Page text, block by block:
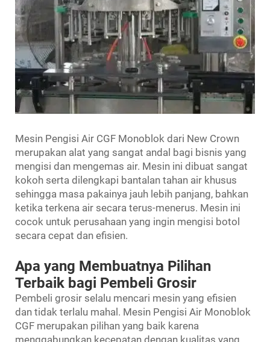
Mesin Pengisi Air CGF Monoblok dari New Crown
merupakan alat yang sangat andal bagi bisnis yang
mengisi dan mengemas air. Mesin ini dibuat sangat
kokoh serta dilengkapi bantalan tahan air khusus
sehingga masa pakainya jauh lebih panjang, bahkan
ketika terkena air secara terus-menerus. Mesin ini
cocok untuk perusahaan yang ingin mengisi botol
secara cepat dan efisien.
Apa yang Membuatnya Pilihan
Terbaik bagi Pembeli Grosir
Pembeli grosir selalu mencari mesin yang efisien
dan tidak terlalu mahal. Mesin Pengisi Air Monoblok
CGF merupakan pilihan yang baik karena
menggabungkan kecepatan dengan kualitas yang